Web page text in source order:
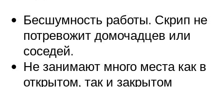
Бесшумность работы. Скрип не
потревожит домочадцев или
соседей.
Не занимают много места как в
открытом, так и закрытом